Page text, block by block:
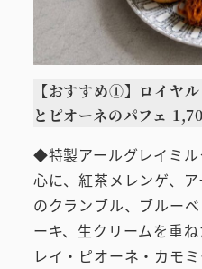
【おすすめ①】ロイヤ
とピオーネのパフェ
◆特製アールグレイミ
心に、紅茶メレンゲ、
のクランブル、ブルー
ーキ、生クリームを重
レイ・ピオーネ・カモ